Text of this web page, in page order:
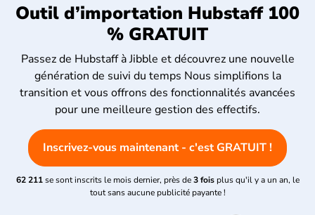
Outil d’importation Hubstaff 100
% GRATUIT
Passez de Hubstaff à Jibble et découvrez une nouvelle
génération de suivi du temps Nous simplifions la
transition et vous offrons des fonctionnalités avancées
pour une meilleure gestion des effectifs.
Inscrivez-vous maintenant - c'est GRATUIT !
62 211 se sont inscrits le mois dernier, près de 3 fois plus qu'il y a un an, le
tout sans aucune publicité payante !